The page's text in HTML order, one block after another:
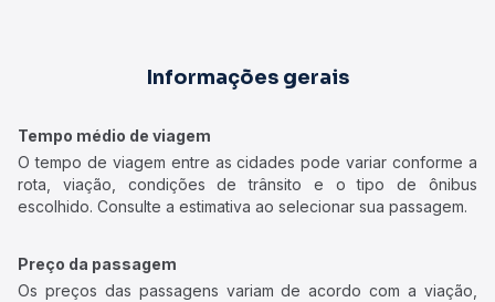
Informações gerais
Tempo médio de viagem
O tempo de viagem entre as cidades pode variar conforme a
rota, viação, condições de trânsito e o tipo de ônibus
escolhido. Consulte a estimativa ao selecionar sua passagem.
Preço da passagem
Os preços das passagens variam de acordo com a viação,